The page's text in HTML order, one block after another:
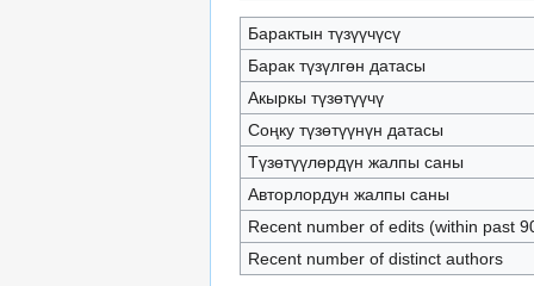
Барактын түзүүчүсү
Барак түзүлгөн датасы
Акыркы түзөтүүчү
Соңку түзөтүүнүн датасы
Түзөтүүлөрдүн жалпы саны
Авторлордун жалпы саны
Recent number of edits (within past
Recent number of distinct authors